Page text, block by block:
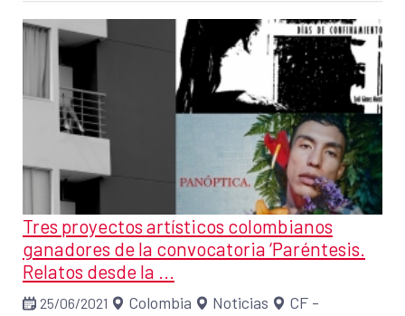
Tres proyectos artísticos colombianos
ganadores de la convocatoria ‘Paréntesis.
Relatos desde la ...
25/06/2021 Colombia Noticias
CF -